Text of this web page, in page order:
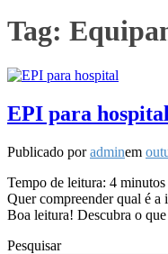
Tag:
EPI para
Publicado poradminem
Tempo de leitura: 4 minutos
Quer compreender qual é a
Boa leitura! Descubra o
Pesquisar